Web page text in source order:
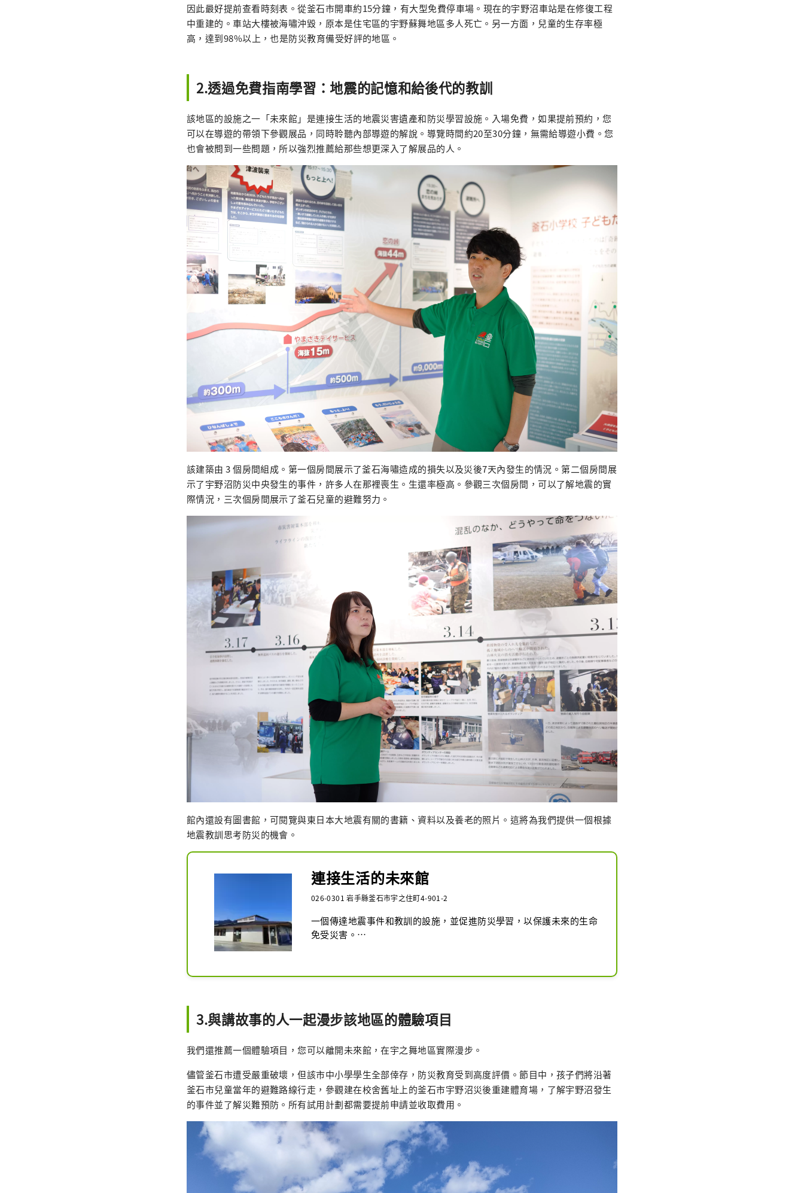
因此最好提前查看時刻表。從釜石市開車約15分鐘，有大型免費停車場。現在的宇野沼車站是在修復工程
中重建的。車站大樓被海嘯沖毀，原本是住宅區的宇野蘇舞地區多人死亡。另一方面，兒童的生存率極
高，達到98%以上，也是防災教育備受好評的地區。
2.透過免費指南學習：地震的記憶和給後代的教訓
該地區的設施之一「未來館」是連接生活的地震災害遺產和防災學習設施。入場免費，如果提前預約，您
可以在導遊的帶領下參觀展品，同時聆聽內部導遊的解說。導覽時間約20至30分鐘，無需給導遊小費。您
也會被問到一些問題，所以強烈推薦給那些想更深入了解展品的人。
該建築由 3 個房間組成。第一個房間展示了釜石海嘯造成的損失以及災後7天內發生的情況。第二個房間展
示了宇野沼防災中央發生的事件，許多人在那裡喪生。生還率極高。參觀三次個房間，可以了解地震的實
際情況，三次個房間展示了釜石兒童的避難努力。
館內還設有圖書館，可閱覽與東日本大地震有關的書籍、資料以及養老的照片。這將為我們提供一個根據
地震教訓思考防災的機會。
連接生活的未來館
026-0301 岩手縣釜石市宇之住町4-901-2
一個傳達地震事件和教訓的設施，並促進防災學習，以保護未來的生命
免受災害。
・在地體驗項目
3. 水閘/潮堤之旅和災難說書人
・在線講故事 ・遠程課堂
・內部講故事的人・防災研討會
・館內免費導覽
開放時間 9:30-17:30
冬季（11月-2月）9:30-17:00
每週三、年末年初休館
免費入場
3.與講故事的人一起漫步該地區的體驗項目
我們還推薦一個體驗項目，您可以離開未來館，在宇之舞地區實際漫步。
儘管釜石市遭受嚴重破壞，但該市中小學學生全部倖存，防災教育受到高度評價。節目中，孩子們將沿著
釜石市兒童當年的避難路線行走，參觀建在校舍舊址上的釜石市宇野沼災後重建體育場，了解宇野沼發生
的事件並了解災難預防。所有試用計劃都需要提前申請並收取費用。